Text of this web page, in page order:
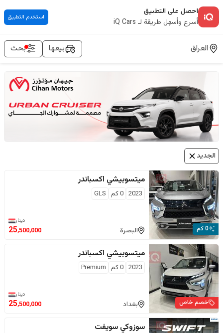
احصل على التطبيق
أسرع وأسهل طريقة لـ iQ Cars
استخدم التطبيق
العراق بيعها بحث
الجديد
0 كم
ميتسوبيشي اكسباندر
2023
0كم GLS
البصرة
دينار
25,500,000
خصم خاص
ميتسوبيشي اكسباندر
2023
0كم Premium
بغداد
دينار
25,500,000
سوزوكي سويفت